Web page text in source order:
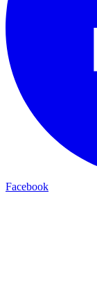
Facebook